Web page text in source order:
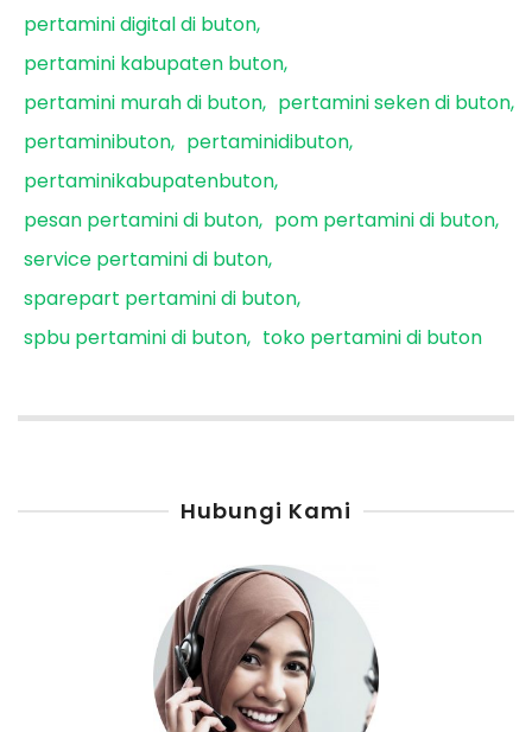
pertamini digital di buton
pertamini kabupaten buton
pertamini murah di buton
pertamini seken di buton
pertaminibuton
pertaminidibuton
pertaminikabupatenbuton
pesan pertamini di buton
pom pertamini di buton
service pertamini di buton
sparepart pertamini di buton
spbu pertamini di buton
toko pertamini di buton
Hubungi Kami